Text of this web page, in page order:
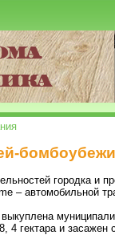
городка и
– автомобильной
гектара и